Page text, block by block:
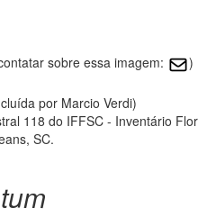
sobre essa imagem:
)
por Marcio Verdi)
118 do IFFSC - Inventário
SC.